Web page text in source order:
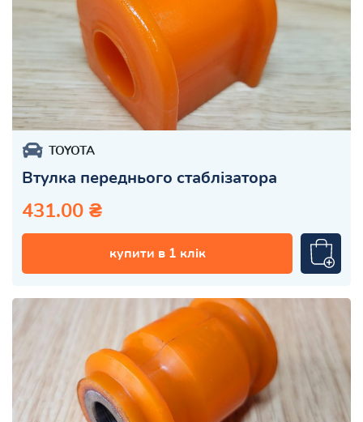
TOYOTA
Втулка переднього стаблізатора
431.00 ₴
купити в 1 клік